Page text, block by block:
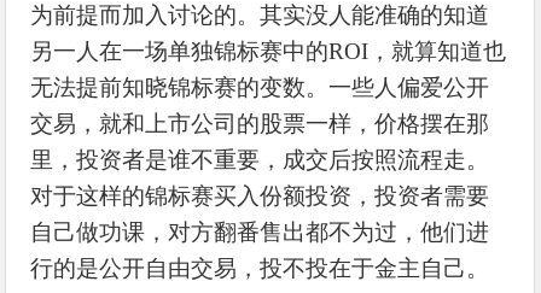
为前提而加入讨论的。其实没人能准确的知道
另一人在一场单独锦标赛中的ROI，就算知道也
无法提前知晓锦标赛的变数。一些人偏爱公开
交易，就和上市公司的股票一样，价格摆在那
里，投资者是谁不重要，成交后按照流程走。
对于这样的锦标赛买入份额投资，投资者需要
自己做功课，对方翻番售出都不为过，他们进
行的是公开自由交易，投不投在于金主自己。